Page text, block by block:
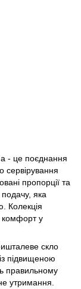
- це поєднання
сервірування
пропорції та
яка
Колекція
комфорт у
скло
підвищеною
правильному
утримання.